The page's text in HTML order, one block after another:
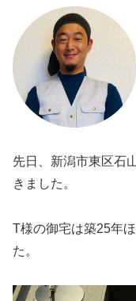
先日、新潟市東区石
きました。
T様の御宅は築25年
た。